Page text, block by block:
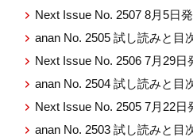
Next Issue No. 2507 8月5日
anan No. 2505 試し読みと目
Next Issue No. 2506 7月29日
anan No. 2504 試し読みと目
Next Issue No. 2505 7月22日
anan No. 2503 試し読みと目